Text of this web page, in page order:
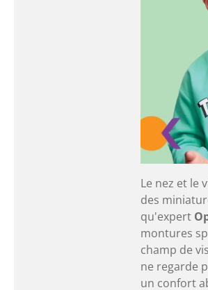
Le nez et le
des
qu'expert
montures
champ de
ne regarde
un confort